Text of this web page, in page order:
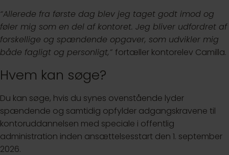
“Allerede fra første dag blev jeg taget godt imod og
føler mig som en del af kontoret. Jeg bliver udfordret af
forskellige og spændende opgaver, som udvikler mig
både fagligt og personligt,” fortæller kontorelev Camilla.
Hvem kan søge?
Du kan søge, hvis du synes ovenstående lyder
spændende og samtidig opfylder adgangskravene til
kontoruddannelsen med speciale i offentlig
administration inden ansættelsesstart den 1. september
2026.